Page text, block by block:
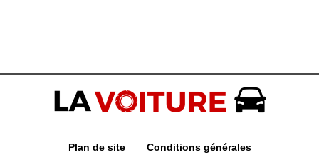
Plan de site Conditions générales